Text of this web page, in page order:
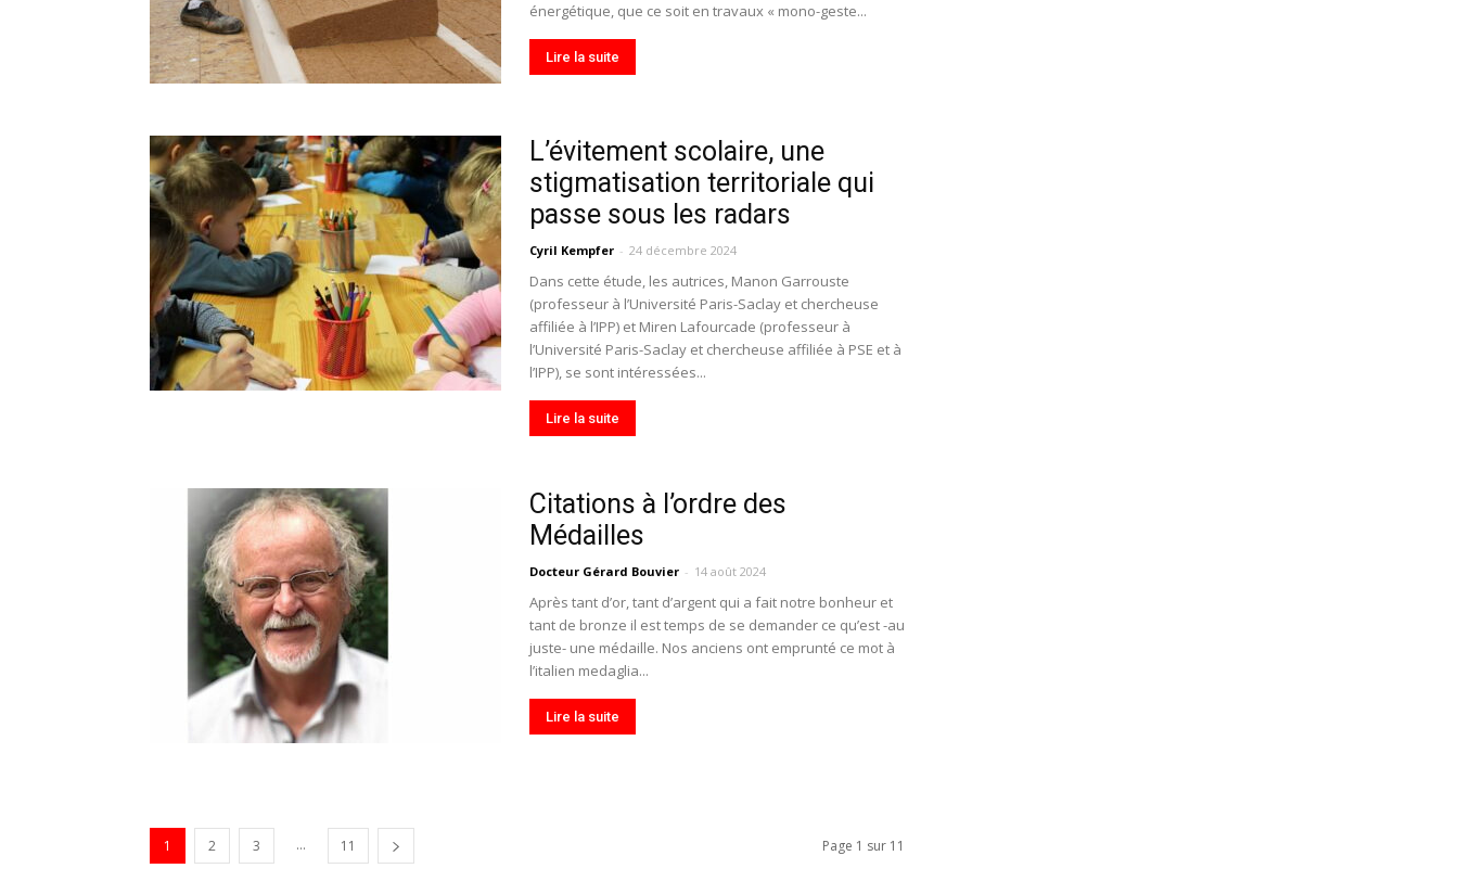
énergétique, que ce soit en travaux « mono-geste...
Lire la suite
L’évitement scolaire, une
stigmatisation territoriale qui
passe sous les radars
Cyril Kempfer - 24 décembre 2024
Dans cette étude, les autrices, Manon Garrouste
(professeur à l’Université Paris-Saclay et chercheuse
affiliée à l’IPP) et Miren Lafourcade (professeur à
l’Université Paris-Saclay et chercheuse affiliée à PSE et à
l’IPP), se sont intéressées...
Lire la suite
Citations à l’ordre des
Médailles
Docteur Gérard Bouvier - 14 août 2024
Après tant d’or, tant d’argent qui a fait notre bonheur et
tant de bronze il est temps de se demander ce qu’est -au
juste- une médaille. Nos anciens ont emprunté ce mot à
l’italien medaglia...
Lire la suite
1 2 3 ... 11 Page 1 sur 11